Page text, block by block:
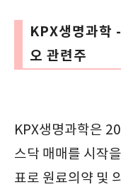
KPX생명과학
오 관련주
KPX생명과학은
스닥 매매를 시작
표로 원료의약 및